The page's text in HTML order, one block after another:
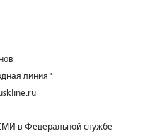
линия"
в Федеральной службе